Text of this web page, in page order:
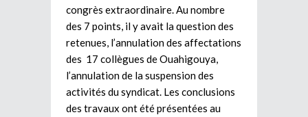
congrès extraordinaire. Au nombre
des 7 points, il y avait la question des
retenues, l’annulation des affectations
des 17 collègues de Ouahigouya,
l’annulation de la suspension des
activités du syndicat. Les conclusions
des travaux ont été présentées au